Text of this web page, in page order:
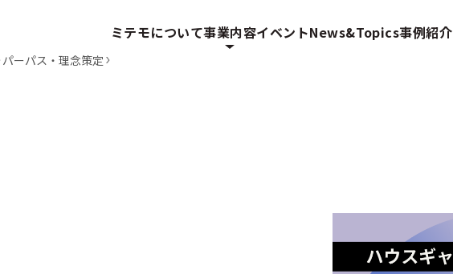
ミテモについて事業内容イベントNews&Topics事例紹介
パーパス・理念策定